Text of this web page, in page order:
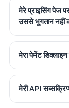
मेरे प्राइसिंग पेज
उससे भुगतान नहीं
मेरा पेमेंट डिक्लाइन
मेरी API